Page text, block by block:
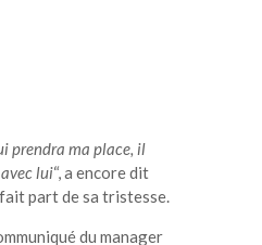
prendra ma place, il
lui“, a encore dit
part de sa tristesse.
du manager